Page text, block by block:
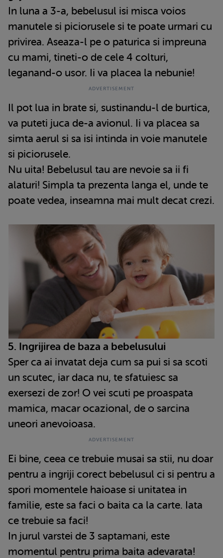
In luna a 3-a, bebelusul isi misca voios
manutele si piciorusele si te poate urmari cu
privirea. Aseaza-l pe o paturica si impreuna
cu mami, tineti-o de cele 4 colturi,
leganand-o usor. Ii va placea la nebunie!
Il pot lua in brate si, sustinandu-l de burtica,
va puteti juca de-a avionul. Ii va placea sa
simta aerul si sa isi intinda in voie manutele
si piciorusele.
Nu uita! Bebelusul tau are nevoie sa ii fi
alaturi! Simpla ta prezenta langa el, unde te
poate vedea, inseamna mai mult decat crezi.
5. Ingrijirea de baza a bebelusului
Sper ca ai invatat deja cum sa pui si sa scoti
un scutec, iar daca nu, te sfatuiesc sa
exersezi de zor! O vei scuti pe proaspata
mamica, macar ocazional, de o sarcina
uneori anevoioasa.
Ei bine, ceea ce trebuie musai sa stii, nu doar
pentru a ingriji corect bebelusul ci si pentru a
spori momentele haioase si unitatea in
familie, este sa faci o baita ca la carte. Iata
ce trebuie sa faci!
In jurul varstei de 3 saptamani, este
momentul pentru prima baita adevarata!